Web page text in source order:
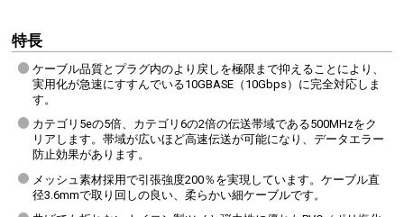
特長
ケーブル品質とプラグ内のより戻しを極限まで抑えることにより、
実用化が急速にすすんでいる10GBASE（10Gbps）に完全対応しま
す。
カテゴリ5eの5倍、カテゴリ6の2倍の伝送帯域である500MHzをク
リアします。帯域が広いほど高速伝送が可能になり、データエラー
防止効果があります。
メッシュ素材採用で引張強度200％を実現しています。ケーブル直
径3.6mmで取り回しの良い、柔らかい細ケーブルです。